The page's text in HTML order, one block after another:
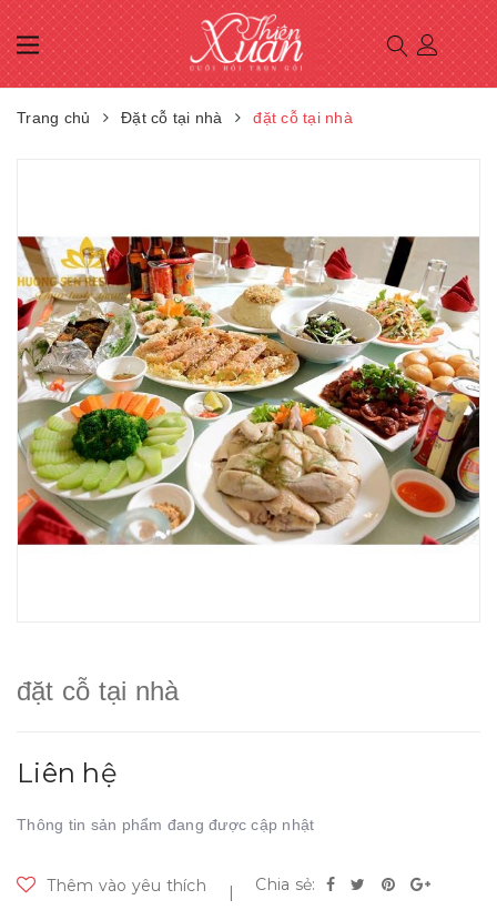
Trang chủ Đặt cỗ tại nhà đặt cỗ tại nhà
đặt cỗ tại nhà
Liên hệ
Thông tin sản phẩm đang được cập nhật
Thêm vào yêu thích | Chia sẻ: